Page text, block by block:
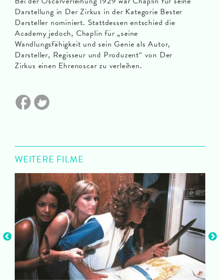
Darstellung in Der Zirkus in der Kategorie Bester
Darsteller nominiert. Stattdessen entschied die
Academy jedoch, Chaplin für „seine
Wandlungsfähigkeit und sein Genie als Autor,
Darsteller, Regisseur und Produzent“ von Der
Zirkus einen Ehrenoscar zu verleihen.
WEITERE FILME